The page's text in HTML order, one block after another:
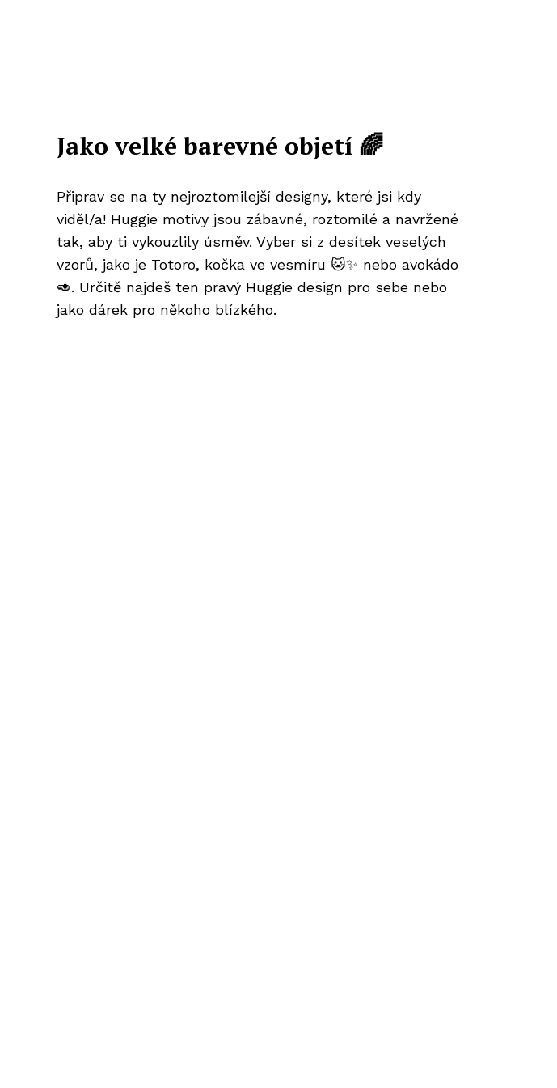
Jako velké barevné objetí 🌈
Připrav se na ty nejroztomilejší designy, které jsi kdy
viděl/a! Huggie motivy jsou zábavné, roztomilé a navržené
tak, aby ti vykouzlily úsměv. Vyber si z desítek veselých
vzorů, jako je Totoro, kočka ve vesmíru 🐱✨ nebo avokádo
🥑. Určitě najdeš ten pravý Huggie design pro sebe nebo
jako dárek pro někoho blízkého.